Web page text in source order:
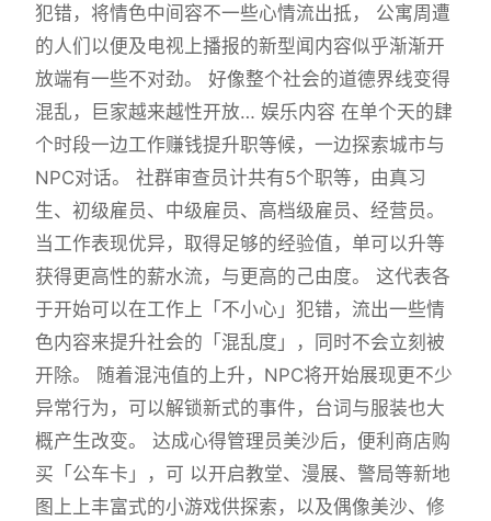
犯错，将情色中间容不一些心情流出抵， 公寓周遭
的人们以便及电视上播报的新型闻内容似乎渐渐开
放端有一些不对劲。 好像整个社会的道德界线变得
混乱，巨家越来越性开放… 娱乐内容 在单个天的肆
个时段一边工作赚钱提升职等候，一边探索城市与
NPC对话。 社群审查员计共有5个职等，由真习
生、初级雇员、中级雇员、高档级雇员、经营员。
当工作表现优异，取得足够的经验值，单可以升等
获得更高性的薪水流，与更高的己由度。 这代表各
于开始可以在工作上「不小心」犯错，流出一些情
色内容来提升社会的「混乱度」，同时不会立刻被
开除。 随着混沌值的上升，NPC将开始展现更不少
异常行为，可以解锁新式的事件，台词与服装也大
概产生改变。 达成心得管理员美沙后，便利商店购
买「公车卡」，可 以开启教堂、漫展、警局等新地
图上上丰富式的小游戏供探索，以及偶像美沙、修